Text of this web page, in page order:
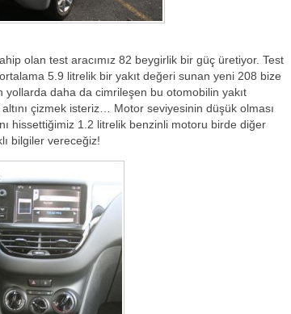
olan test aracımız 82 beygirlik bir güç üretiyor. Test
5.9 litrelik bir yakıt değeri sunan yeni 208 bize
daha da cimrileşen bu otomobilin yakıt
çizmek isteriz… Motor seviyesinin düşük olması
hissettiğimiz 1.2 litrelik benzinli motoru birde diğer
bilgiler vereceğiz!